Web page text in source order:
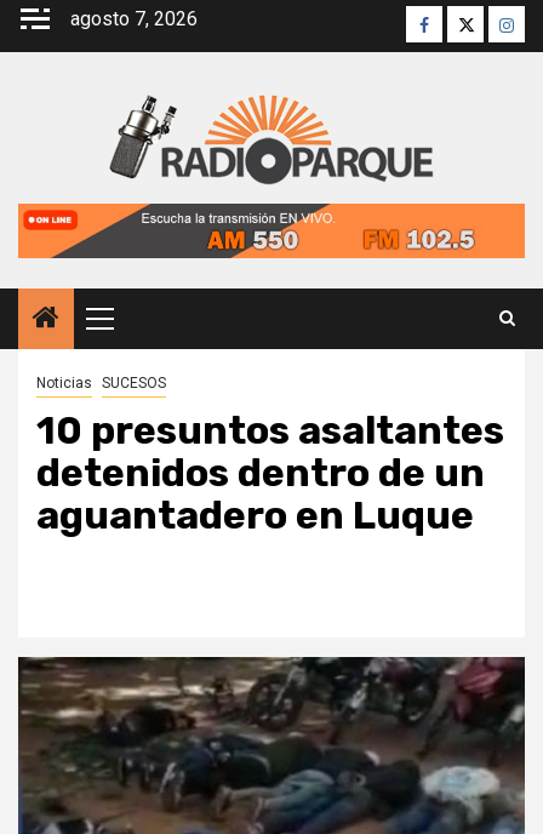
Saltar
agosto 7, 2026 Facebook
Twitter
Menú
principal
Noticias SUCESOS
10 presuntos asaltantes
detenidos dentro de un
aguantadero en Luque